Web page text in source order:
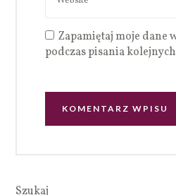
Zapamiętaj moje dane
podczas pisania
Szukaj